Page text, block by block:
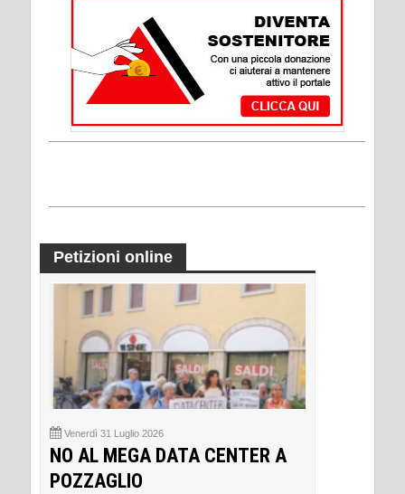
Petizioni online
Venerdì 31 Luglio 2026
NO AL MEGA DATA CENTER A
POZZAGLIO